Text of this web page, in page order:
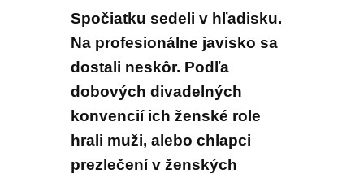
Spočiatku sedeli v hľadisku.
Na profesionálne javisko sa
dostali neskôr. Podľa
dobových divadelných
konvencií ich ženské role
hrali muži, alebo chlapci
prezlečení v ženských